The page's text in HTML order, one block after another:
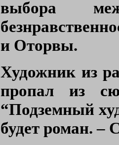
выбора
и Оторвы.
Художник из
пропал из
“Подземный
будет роман. –